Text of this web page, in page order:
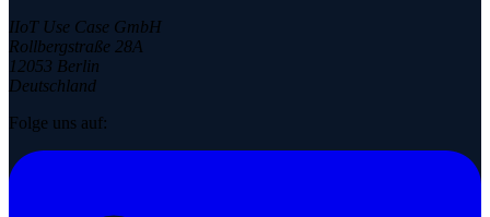
IIoT Use Case GmbH
Rollbergstraße 28A
12053 Berlin
Deutschland
Folge uns auf: